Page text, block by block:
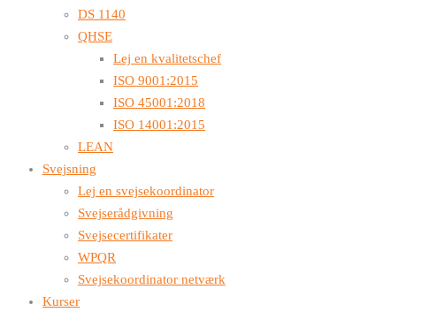
DS 1140
QHSE
Lej en kvalitetschef
ISO 9001:2015
ISO 45001:2018
ISO 14001:2015
LEAN
Svejsning
Lej en svejsekoordinator
Svejserådgivning
Svejsecertifikater
WPQR
Svejsekoordinator netværk
Kurser